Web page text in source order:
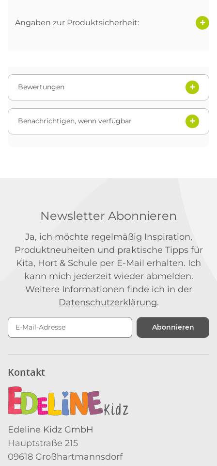
Angaben zur Produktsicherheit:
Bewertungen
Benachrichtigen, wenn verfügbar
Newsletter Abonnieren
Ja, ich möchte regelmäßig Inspiration,
Produktneuheiten und praktische Tipps für
Kita, Hort & Schule per E-Mail erhalten. Ich
kann mich jederzeit wieder abmelden.
Weitere Informationen finde ich in der
Datenschutzerklärung.
Abonnieren
Kontakt
Edeline Kidz GmbH
Hauptstraße 215
09618 Großhartmannsdorf